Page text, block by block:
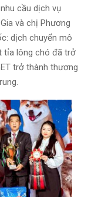
cầu dịch vụ
và chị Phương
dịch chuyển mô
tỉa lông chó đã trở
trở thành thương